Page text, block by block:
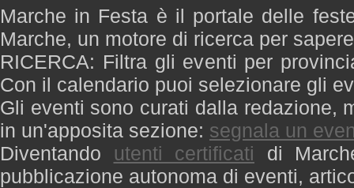
Marche in Festa è il portale delle
Marche, un motore di ricerca per
RICERCA: Filtra gli eventi per
Con il calendario puoi selezionare gli
Gli eventi sono curati dalla redazione,
in un'apposita sezione: segnala un
Diventando utenti certificati di
pubblicazione autonoma di eventi,